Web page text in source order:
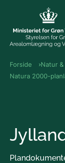
Forside Natur &
Natura 2000-